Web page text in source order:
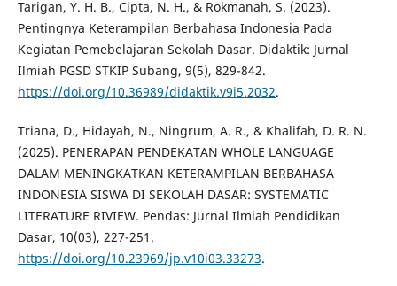
Tarigan, Y. H. B., Cipta, N. H., & Rokmanah, S. (2023).
Pentingnya Keterampilan Berbahasa Indonesia Pada
Kegiatan Pemebelajaran Sekolah Dasar. Didaktik: Jurnal
Ilmiah PGSD STKIP Subang, 9(5), 829-842.
https://doi.org/10.36989/didaktik.v9i5.2032.
Triana, D., Hidayah, N., Ningrum, A. R., & Khalifah, D. R. N.
(2025). PENERAPAN PENDEKATAN WHOLE LANGUAGE
DALAM MENINGKATKAN KETERAMPILAN BERBAHASA
INDONESIA SISWA DI SEKOLAH DASAR: SYSTEMATIC
LITERATURE RIVIEW. Pendas: Jurnal Ilmiah Pendidikan
Dasar, 10(03), 227-251.
https://doi.org/10.23969/jp.v10i03.33273.